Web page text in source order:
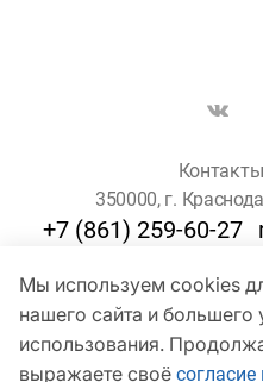
Мы используем cookies
нашего сайта и большего
использования.
выражаете своё
350000, г.
+7 (861) 259-60-27
Для
©
Сетевое издание «kubnews»